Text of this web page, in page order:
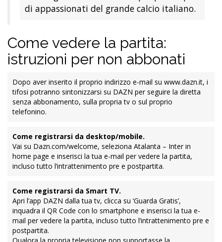
pacchetto dei diritti TV acquisito dalla
piattaforma di intrattenimento e live
streaming sportivo che permette di
trasmettere in modalità gratuita fino a 5
partite di Serie A su un totale di 380 per
ogni stagione, con l’obiettivo di
di appassionati del grande calcio italiano.
Come vedere la partita:
Dopo aver inserito il proprio indirizzo e-mail su www.dazn.it, i
tifosi potranno sintonizzarsi su DAZN per seguire la diretta
senza abbonamento, sulla propria tv o sul proprio
telefonino.